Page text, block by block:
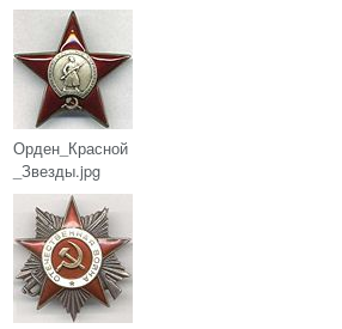
Орден_Красной
_Звезды.jpg